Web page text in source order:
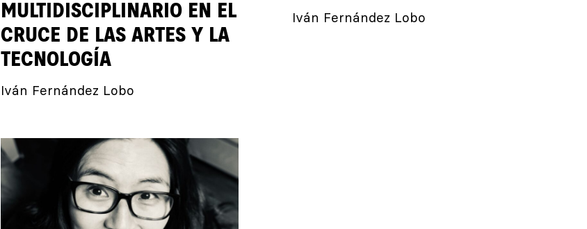
MULTIDISCIPLINARIO EN EL
CRUCE DE LAS ARTES Y LA
TECNOLOGÍA
Iván Fernández Lobo
Iván Fernández Lobo